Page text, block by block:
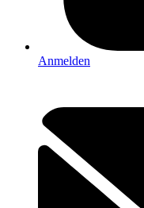
Anmelden